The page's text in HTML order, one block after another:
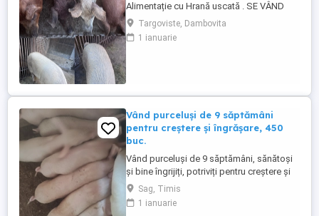
Alimentație cu Hrană uscată . SE VÂND
TOȚI DAR ȘI LA BUCATĂ CA URMARE A
SCHIMBĂRII DOMICILIULUI . Pozele sunt
de aproximativ 2 luni făcute . Cei care mai
Targoviste, Dambovita
1 ianuarie
Vând purceluși de 9 săptămâni
pentru creștere și îngrășare, 450
buc.
Vând purceluși de 9 săptămâni, sănătoși
și bine îngrijiți, potriviți pentru creștere și
îngrășare. Sunt hrăniți corespunzător și
pot fi văzuți în localitatea Șag, județul
Timiș. Pentru detalii sunați.
Sag, Timis
1 ianuarie